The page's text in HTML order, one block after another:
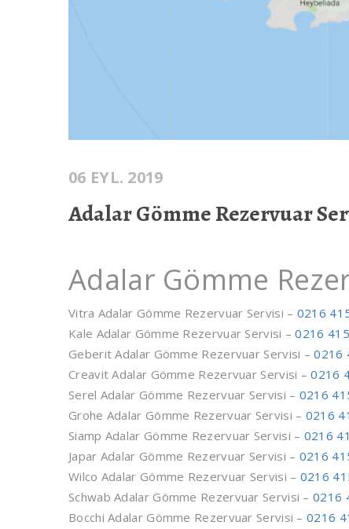
06 EYL. 2019
Adalar Gömme Rezervuar
Adalar Gömme
Vitra Adalar Gömme Rezervuar Servisi – 0216
Kale Adalar Gömme Rezervuar Servisi –0216
Geberit Adalar Gömme Rezervuar Servisi –0216
Creavit Adalar Gömme Rezervuar Servisi –0216
Serel Adalar Gömme Rezervuar Servisi – 0216
Grohe Adalar Gömme Rezervuar Servisi – 0216
Siamp Adalar Gömme Rezervuar Servisi – 0216
Japar Adalar Gömme Rezervuar Servisi – 0216
Wilco Adalar Gömme Rezervuar Servisi – 0216
Schwab Adalar Gömme Rezervuar Servisi – 0216
Bocchi Adalar Gömme Rezervuar Servisi – 0216